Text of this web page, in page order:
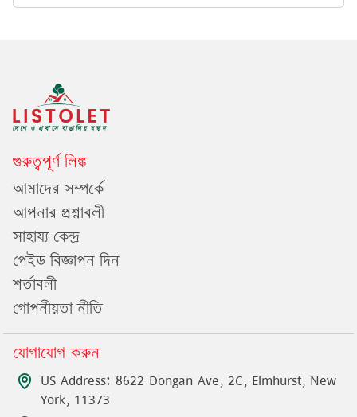
গুরুত্বপূর্ণ লিঙ্ক
আমাদের সম্পর্কে
আপনার প্রশ্নাবলী
সাহায্য কেন্দ্র
পেইড বিজ্ঞাপন দিন
শর্তাবলী
গোপনীয়তা নীতি
যোগাযোগ করুন
US Address: 8622 Dongan Ave, 2C, Elmhurst, New
York, 11373